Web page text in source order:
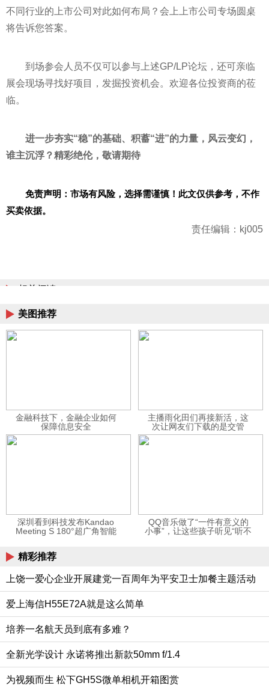
不同行业的上市公司对此如何布局？会上上市公司专场圆桌
将告诉您答案。
到场参会人员不仅可以参与上述GP/LP论坛，还可亲临
展会现场寻找好项目，发掘投资机会。欢迎各位投资商的莅
临。
进一步夯实“稳”的基础、积蓄“进”的力量，风云变幻，
谁主沉浮？精彩绝伦，敬请期待
免责声明：市场有风险，选择需谨慎！此文仅供参考，不作
买卖依据。
责任编辑：kj005
相关阅读
美图推荐
金融科技下，金融企业如何
保障信息安全
主播雨化田们再接新活，这
次让网友们下载的是交管
12123APP
深圳看到科技发布Kandao
Meeting S 180°超广角智能
QQ音乐做了“一件有意义的
小事”，让这些孩子听见“听不
精彩推荐
上饶一爱心企业开展建党一百周年为平安卫士加餐主题活动
爱上海信H55E72A就是这么简单
培养一名航天员到底有多难？
全新光学设计 永诺将推出新款50mm f/1.4
为视频而生 松下GH5S微单相机开箱图赏